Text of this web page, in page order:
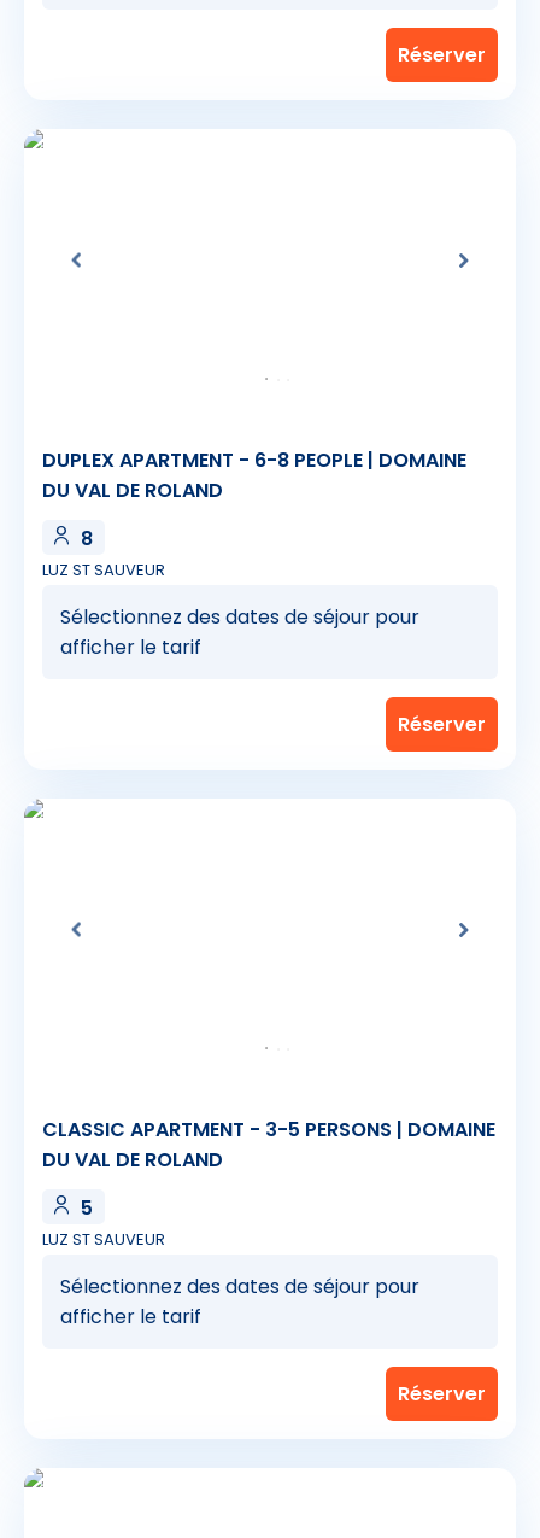
DUPLEX APARTMENT - 6-8 PEOPLE | DOMAINE
DU VAL DE ROLAND
8
LUZ ST SAUVEUR
Sélectionnez des dates de séjour pour
afficher le tarif
CLASSIC APARTMENT - 3-5 PERSONS | DOMAINE
DU VAL DE ROLAND
5
LUZ ST SAUVEUR
Sélectionnez des dates de séjour pour
afficher le tarif